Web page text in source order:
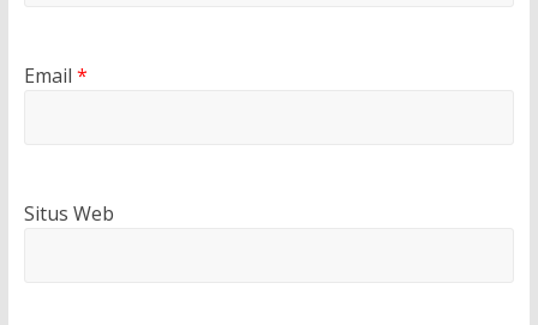
Email *
Situs Web